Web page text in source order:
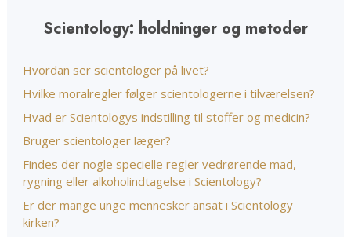
Scientology: holdninger og metoder
Hvordan ser scientologer på livet?
Hvilke moralregler følger scientologerne i tilværelsen?
Hvad er Scientologys indstilling til stoffer og medicin?
Bruger scientologer læger?
Findes der nogle specielle regler vedrørende mad,
rygning eller alkoholindtagelse i Scientology?
Er der mange unge mennesker ansat i Scientology
kirken?